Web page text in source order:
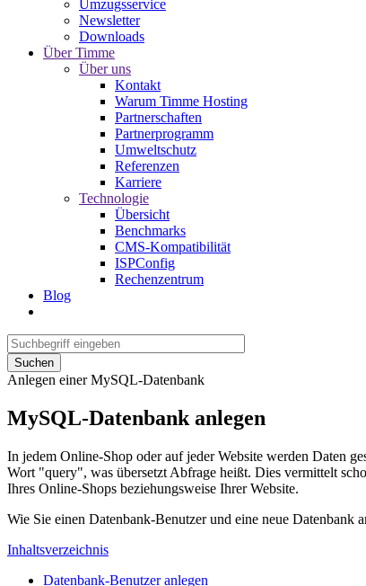
Umzugsservice
Newsletter
Downloads
Über Timme
Über uns
Kontakt
Warum Timme Hosting
Partnerschaften
Partnerprogramm
Umweltschutz
Referenzen
Karriere
Technologie
Übersicht
Benchmarks
CMS-Kompatibilität
ISPConfig
Rechenzentrum
Blog
Suchen
Anlegen einer MySQL-Datenbank
MySQL-Datenbank anlegen
In jedem Online-Shop oder auf jeder Website werden Daten
Wort "query", was übersetzt Abfrage heißt. Dies vermittelt
Ihres Online-Shops beziehungsweise Ihrer Website.
Wie Sie einen Datenbank-Benutzer und eine neue Datenbank
Inhaltsverzeichnis
Datenbank-Benutzer anlegen